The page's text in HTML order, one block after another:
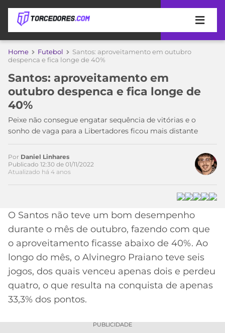
APOSTAS
DE
APOSTA
MELHORES
SITES
DE
APOSTAS
2026
BETBOOM
CÓDIGO
DE
INDICAÇÃO
BET365
CÓDIGO
COPA
DO
MUNDO
TIMES
MEU
TIME
PALMEIRAS
CORINTHIANS
SÃO
PAULO
SANTOS
CAMPEONATOS
SÉRIE
A
LIBERTADORES
COPA
DO
BRASIL
ESPORTIVA
MERCADO
BOLA
PALPITES
Home Futebol
Santos: aproveitamento em outubro
despenca e fica longe de 40%
Santos: aproveitamento em
outubro despenca e fica longe de
40%
Peixe não consegue engatar sequência de vitórias e o
sonho de vaga para a Libertadores ficou mais distante
Por Daniel Linhares
Publicado 12:30 de 01/11/2022
Atualizado há 4 anos
O Santos não teve um bom desempenho
durante o mês de outubro, fazendo com que
o aproveitamento ficasse abaixo de 40%. Ao
longo do mês, o Alvinegro Praiano teve seis
jogos, dos quais venceu apenas dois e perdeu
quatro, o que resulta na conquista de apenas
33,3% dos pontos.
PUBLICIDADE